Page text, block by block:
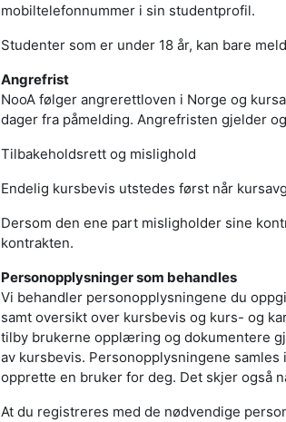
mobiltelefonnummer i sin studentprofil.
Studenter som er under 18 år, kan bare
Angrefrist
NooA følger angrerettloven i Norge og
dager fra påmelding. Angrefristen gjelder
Tilbakeholdsrett og mislighold
Endelig kursbevis utstedes først når
Dersom den ene part misligholder sine
kontrakten.
Personopplysninger som behandles
Vi behandler personopplysningene du
samt oversikt over kursbevis og kurs- og
tilby brukerne opplæring og dokumentere
av kursbevis. Personopplysningene
opprette en bruker for deg. Det skjer også
At du registreres med de nødvendige